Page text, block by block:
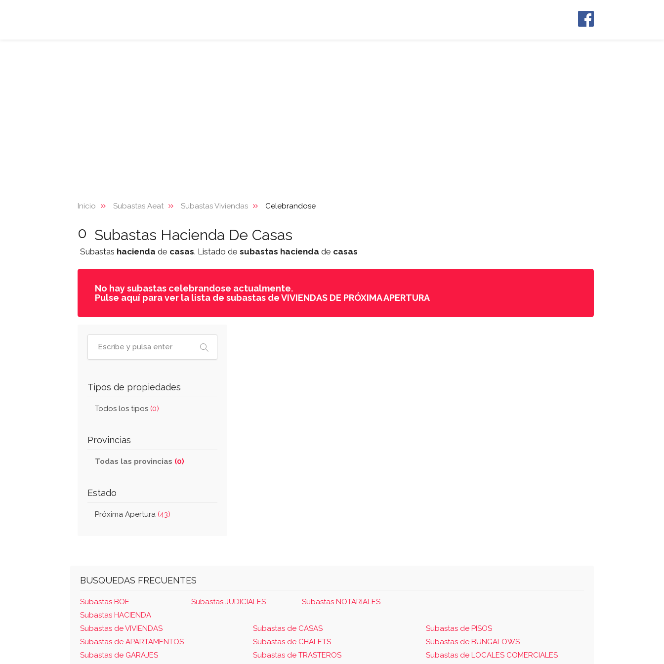
Inicio Subastas Aeat Subastas Viviendas Celebrandose
0 Subastas Hacienda De Casas
Subastas hacienda de casas. Listado de subastas hacienda de casas
No hay subastas celebrandose actualmente.
Pulse aquí para ver la lista de subastas de VIVIENDAS DE PRÓXIMA APERTURA
Tipos de propiedades
Todos los tipos (0)
Provincias
Todas las provincias (0)
Estado
Próxima Apertura (43)
BUSQUEDAS FRECUENTES
Subastas BOE Subastas JUDICIALES
Subastas NOTARIALES
Subastas HACIENDA
Subastas de VIVIENDAS
Subastas de CASAS
Subastas de PISOS
Subastas de APARTAMENTOS
Subastas de CHALETS
Subastas de BUNGALOWS
Subastas de GARAJES
Subastas de TRASTEROS Subastas de LOCALES COMERCIALES